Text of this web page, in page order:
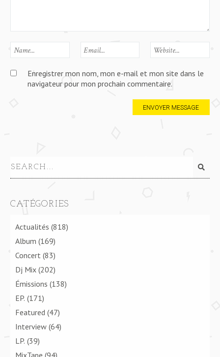
Enregistrer mon nom, mon e-mail et mon site dans le
navigateur pour mon prochain commentaire.
CATÉGORIES
Actualités (818)
Album (169)
Concert (83)
Dj Mix (202)
Émissions (138)
EP. (171)
Featured (47)
Interview (64)
LP. (39)
MixTape (94)